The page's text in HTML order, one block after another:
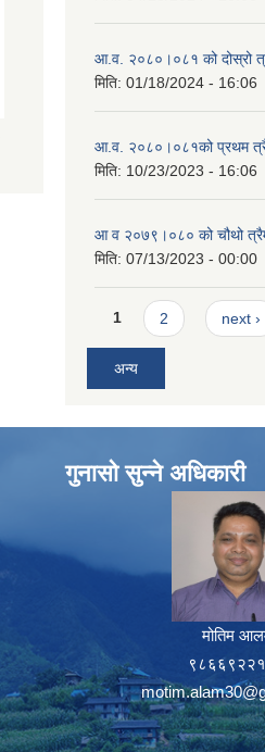
आ.व. २०८०।०८१ को दोस्रो
मिति: 01/18/2024 - 16:06
आ.व. २०८०।०८१को प्रथम
मिति: 10/23/2023 - 16:06
आ व २०७९।०८० को चौथो
मिति: 07/13/2023 - 00:00
Pages
1 2 next ›
अन्य
गुनासो सुन्ने अधिकारी
मोतिम